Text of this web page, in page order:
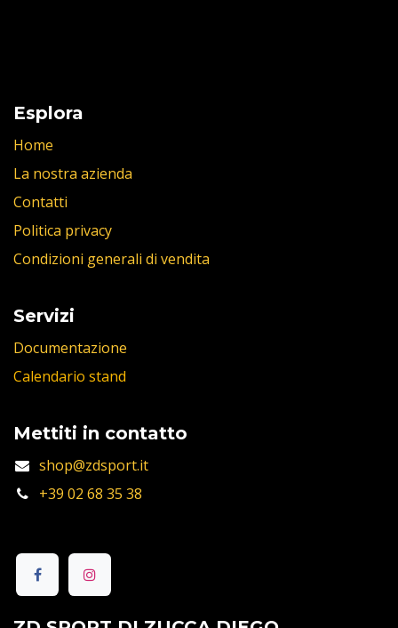
Esplora
Home
La nostra azienda
Contatti
Politica privacy
Condizioni generali di vendita
Servizi
Documentazione
Calendario stand
Mettiti in contatto
shop@zdsport.it
+39 02 68 35 38